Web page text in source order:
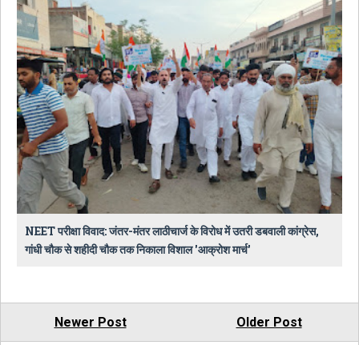
NEET परीक्षा विवाद: जंतर-मंतर लाठीचार्ज के विरोध में उतरी डबवाली कांग्रेस,
गांधी चौक से शहीदी चौक तक निकाला विशाल 'आक्रोश मार्च'
Newer Post Older Post